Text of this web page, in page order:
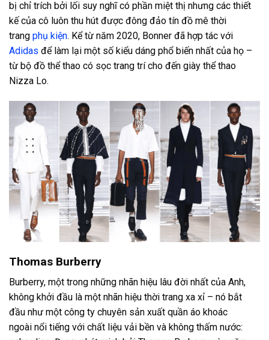
bị chỉ trích bởi lối suy nghĩ có phần miệt thị nhưng các thiết
kế của cô luôn thu hút được đông đảo tín đồ mê thời
trang phụ kiện. Kể từ năm 2020, Bonner đã hợp tác với
Adidas để làm lại một số kiểu dáng phổ biến nhất của họ –
từ bộ đồ thể thao có sọc trang trí cho đến giày thể thao
Nizza Lo.
Thomas Burberry
Burberry, một trong những nhãn hiệu lâu đời nhất của Anh,
không khởi đầu là một nhãn hiệu thời trang xa xỉ – nó bắt
đầu như một công ty chuyên sản xuất quần áo khoác
ngoài nổi tiếng với chất liệu vải bền và không thấm nước: